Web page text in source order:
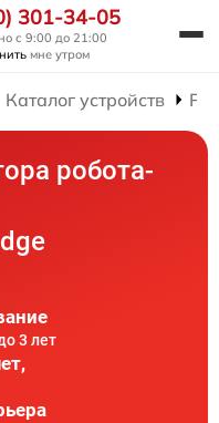
301-34-05
с 9:00 до 21:00
мне утром
Каталог устройств
робота-
3 лет